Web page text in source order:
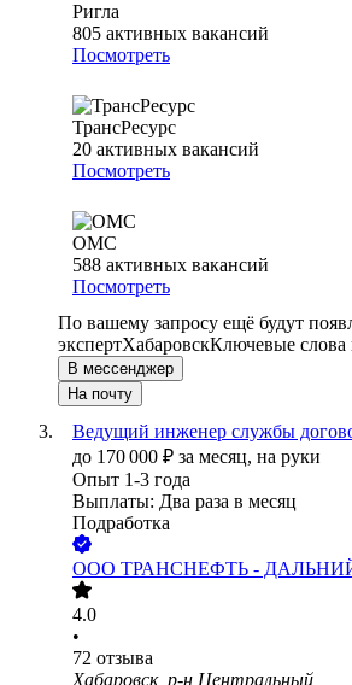
Ригла
805 активных вакансий
Посмотреть
ТрансРесурс
20 активных вакансий
Посмотреть
ОМС
588 активных вакансий
Посмотреть
По вашему запросу ещё будут
экспертХабаровскКлючевые слова
В мессенджер
На почту
Ведущий инженер службы
до 170 000 ₽ за месяц, на руки
Опыт 1-3 года
Выплаты: Два раза в месяц
Подработка
ООО ТРАНСНЕФТЬ -
4.0
•
72 отзыва
Хабаровск, р-н Центральный